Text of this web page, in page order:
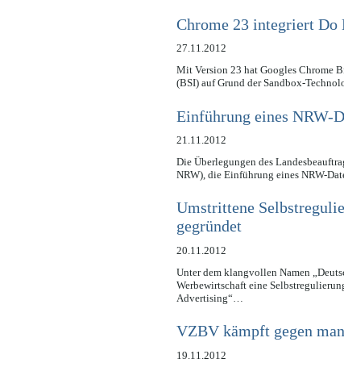
Chrome 23 integriert Do
27.11.2012
Mit Version 23 hat Googles Chrome
(BSI) auf Grund der Sandbox-
Einführung eines NRW-
21.11.2012
Die Überlegungen des
NRW), die Einführung eines NRW-
Umstrittene
gegründet
20.11.2012
Unter dem klangvollen Namen
Werbewirtschaft eine
Advertising“…
VZBV kämpft gegen
19.11.2012